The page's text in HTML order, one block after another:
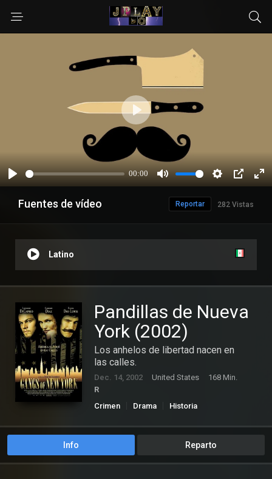
Fuentes de vídeo 282 Vistas
Reportar
Latino
Pandillas de Nueva
York (2002)
Los anhelos de libertad nacen en
las calles.
Dec. 14, 2002 United States
168 Min.
R
Crimen
Drama Historia
Info Reparto